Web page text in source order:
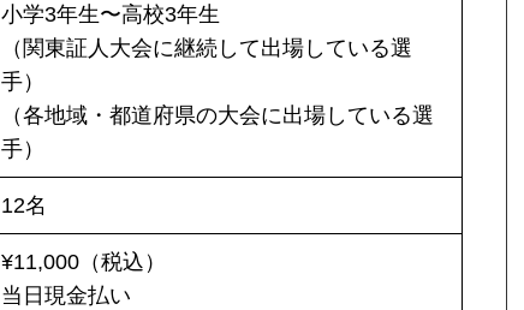
小学3年生〜高校3年生
（関東証人大会に継続して出場している選
手）
（各地域・都道府県の大会に出場している選
手）
12名
¥11,000（税込）
当日現金払い